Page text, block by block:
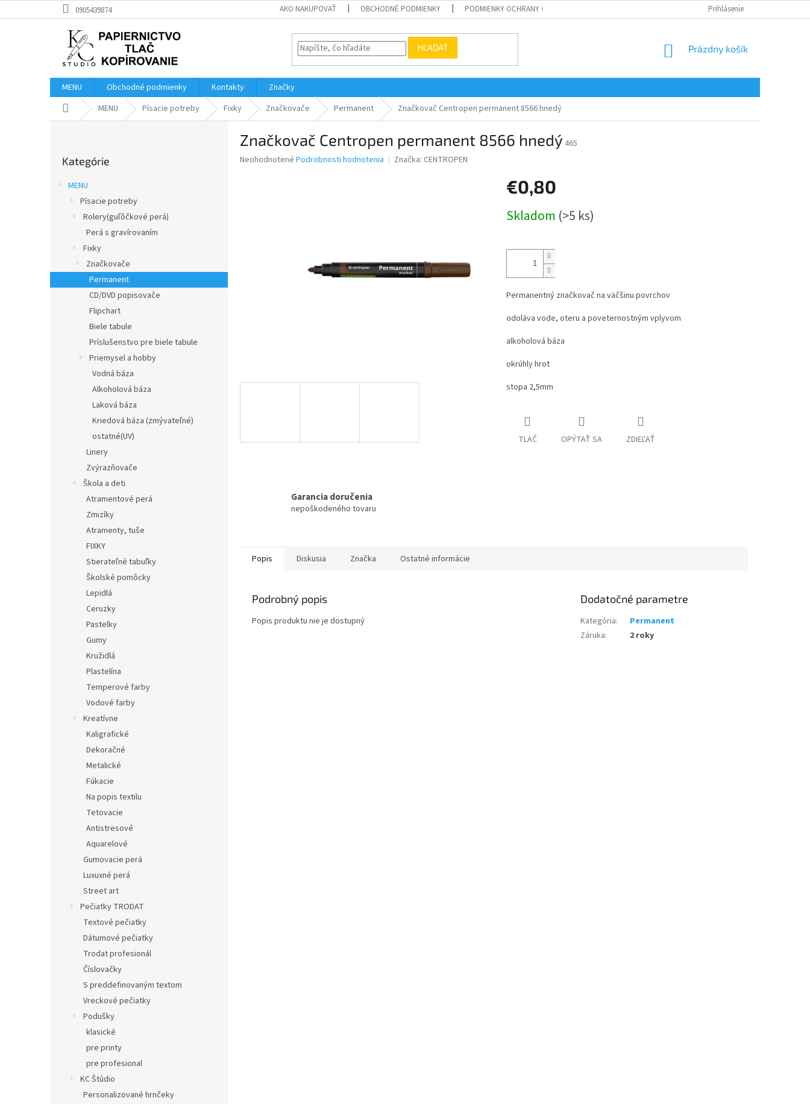
na
0905439874 AKO NAKUPOVAŤ OBCHODNÉ PODMIENKY PODMIENKY OCHRANY OSOBNÝCH ÚDAJOV Prihlásenie
HĽADAŤ
NÁKUPNÝ
Prázdny košík
MENU Obchodné podmienky Kontakty
Značky
DomovMENU Písacie potreby Fixky Značkovače Permanent Značkovač Centropen permanent 8566 hnedý
kategórie
Kategórie
MENU
Písacie potreby
Rolery(guľôčkové perá)
Perá s gravírovaním
Fixky
Značkovače
Permanent
CD/DVD popisovače
Flipchart
Biele tabule
Príslušenstvo pre biele tabule
Priemysel a hobby
Vodná báza
Alkoholová báza
Laková báza
Kriedová báza (zmývateľné)
ostatné(UV)
Linery
Zvýrazňovače
Škola a deti
Atramentové perá
Zmizíky
Atramenty, tuše
FIXKY
Stierateľné tabuľky
Školské pomôcky
Lepidlá
Ceruzky
Pastelky
Gumy
Kružidlá
Plastelína
Temperové farby
Vodové farby
Kreatívne
Kaligrafické
Dekoračné
Metalické
Fúkacie
Na popis textilu
Tetovacie
Antistresové
Aquarelové
Gumovacie perá
Luxuxné perá
Street art
Pečiatky TRODAT
Textové pečiatky
Dátumové pečiatky
Trodat profesionál
Číslovačky
S preddefinovaným textom
Vreckové pečiatky
Podušky
klasické
pre printy
pre profesional
KC Štúdio
Personalizované hrnčeky
Značkovač Centropen permanent 8566 hnedý 465
Priemerné
Neohodnotené Podrobnosti hodnotenia Značka: CENTROPEN
€0,80
cena:
Skladom (>5 ks)
Permanentný značkovač na väčšinu povrchov
odoláva vode, oteru a poveternostným vplyvom
alkoholová báza
okrúhly hrot
stopa 2,5mm
TLAČ OPÝTAŤ SA ZDIEĽAŤ
Garancia doručenia
nepoškodeného tovaru
Popis Diskusia Značka Ostatné informácie
Podrobný popis
Popis produktu nie je dostupný
Dodatočné parametre
Kategória:
Permanent
Záruka: 2 roky